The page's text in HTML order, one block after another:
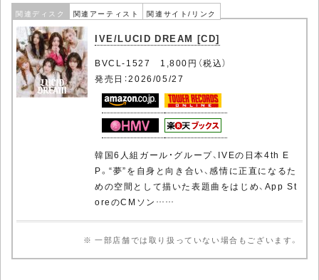
関連ディスク 関連アーティスト 関連サイト/リンク
IVE/LUCID DREAM [CD]
BVCL-1527 1,800円（税込）
発売日：2026/05/27
韓国6人組ガール・グループ、IVEの日本4th E
P。“夢”を自身と向き合い、感情に正直になるた
めの空間として描いた表題曲をはじめ、App St
oreのCMソン……
※ 一部店舗では取り扱っていない場合もございます。